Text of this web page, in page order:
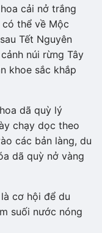
cải nở trắng
thể về Mộc
Tết Nguyên
núi rừng Tây
khoe sắc khắp
dã quỳ lý
chạy dọc theo
các bản làng, du
dã quỳ nở vàng
cơ hội để du
suối nước nóng